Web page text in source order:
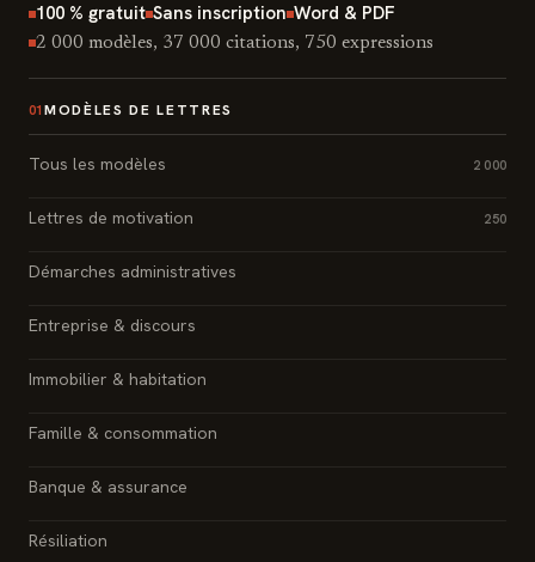
100 % gratuit Sans inscription Word & PDF
2 000 modèles, 37 000 citations, 750 expressions
01 MODÈLES DE LETTRES
Tous les modèles 2 000
Lettres de motivation 250
Démarches administratives
Entreprise & discours
Immobilier & habitation
Famille & consommation
Banque & assurance
Résiliation